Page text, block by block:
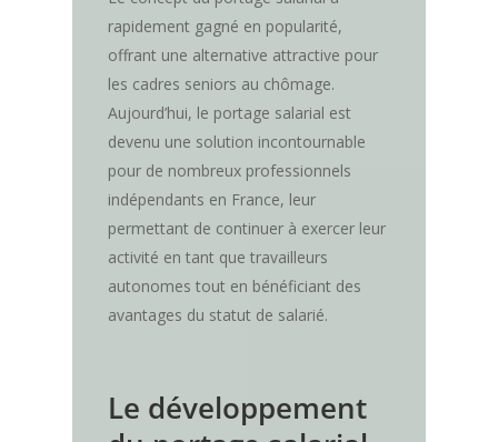
rapidement gagné en popularité,
offrant une alternative attractive pour
les cadres seniors au chômage.
Aujourd’hui, le portage salarial est
devenu une solution incontournable
pour de nombreux professionnels
indépendants en France, leur
permettant de continuer à exercer leur
activité en tant que travailleurs
autonomes tout en bénéficiant des
avantages du statut de salarié.
Le développement